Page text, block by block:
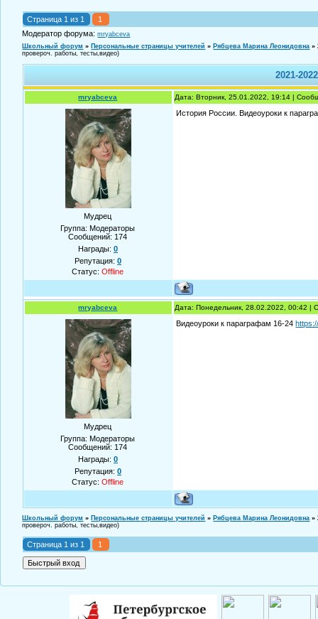
Страница 1 из 1
1
Модератор форума:mryabceva
Школьный форум » Персональные страницы учителей » Рябцева Марина Леонидовна »
провероч. работы, тесты,видео)
2021-
mryabceva Дата: Вторник, 25.01.2022, 19:14 |
Мудрец
Группа: Модераторы
Сообщений: 174
Награды: 0
Репутация: 0
Статус:Offline
История России. Видеоуроки к
mryabceva Дата: Понедельник, 28.02.2022, 00:42 |
Мудрец
Группа: Модераторы
Сообщений: 174
Награды: 0
Репутация: 0
Статус:Offline
Видеоуроки к параграфам 16-24
Школьный форум » Персональные страницы учителей » Рябцева Марина Леонидовна »
провероч. работы, тесты,видео)
Страница 1 из 1 1